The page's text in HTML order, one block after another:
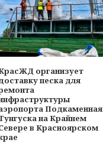
организует
песка для
Подкаменная
на Крайнем
в Красноярском